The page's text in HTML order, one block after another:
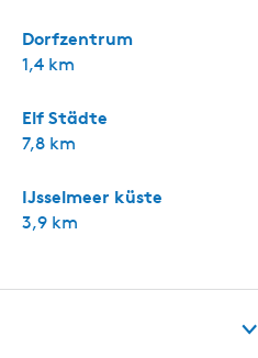
Dorfzentrum
1,4 km
Elf Städte
7,8 km
IJsselmeer küste
3,9 km